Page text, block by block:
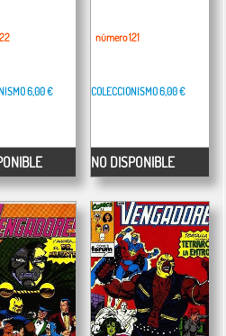
6,00 €
número 121
COLECCIONISMO6,00 €
NO DISPONIBLE